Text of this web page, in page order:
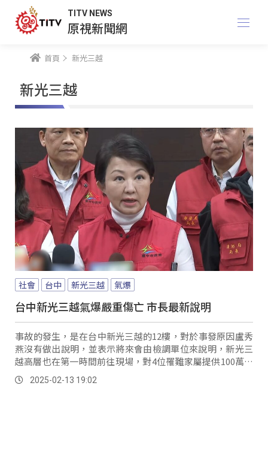
TITV NEWS
原視新聞網
首頁 新光三越
新光三越
社會 台中 新光三越 氣爆
台中新光三越氣爆嚴重傷亡 市長最新說明
事故的發生，是在台中新光三越的12樓，對於事發原因盧秀
燕沒有做出說明，並表示將來會由檢調單位來說明，新光三
越高層也在第一時間前往現場，對4位罹難家屬提供100萬元
致意，強調將全力配合公部門善後，負起該負的責任。
2025-02-13 19:02